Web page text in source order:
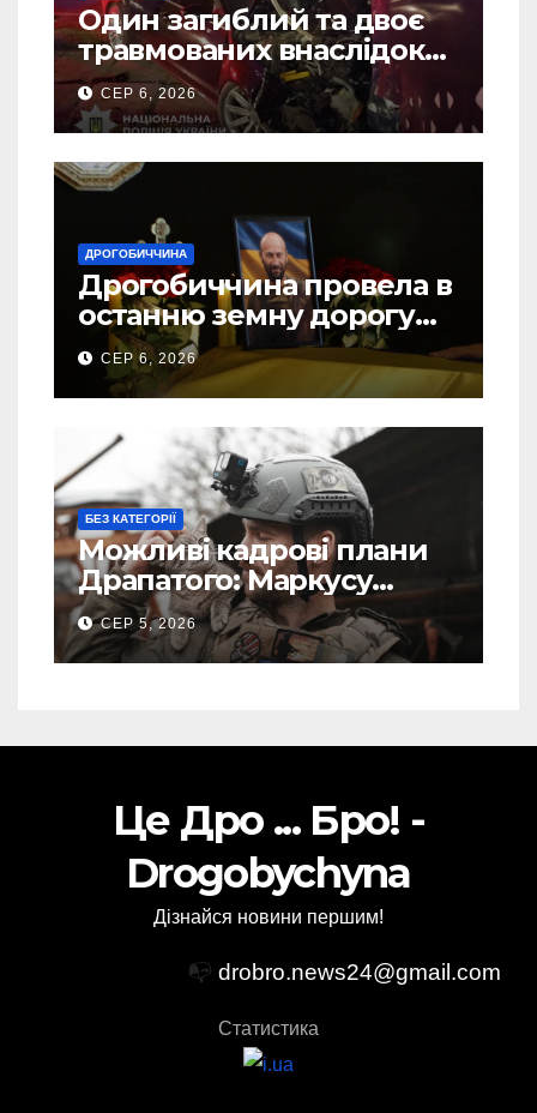
Один загиблий та двоє
травмованих внаслідок
ДТП на Самбірщині
СЕР 6, 2026
ДРОГОБИЧЧИНА
Дрогобиччина провела в
останню земну дорогу
свого Захисника – Олега
Торського
СЕР 6, 2026
БЕЗ КАТЕГОРІЇ
Можливі кадрові плани
Драпатого: Маркусу
пророкують важливу
посаду у ЗСУ
СЕР 5, 2026
Це Дро ... Бро! -
Drogobychyna
Дізнайся новини першим!
📭 drobro.news24@gmail.com
Статистика